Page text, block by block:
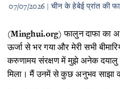
07/07/2026 | चीन के हेबेई प्रांत की
(Minghui.org) फालुन दाफा का
ऊर्जा से भर गया और मेरी सभी
करुणामय संरक्षण में मुझे अनेक दयालु
मिला। मैं उनमें से कुछ अनुभव साझा